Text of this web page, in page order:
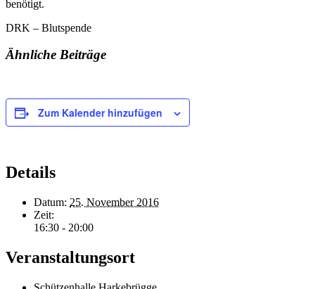
benötigt.
DRK – Blutspende
Ähnliche Beiträge
Zum Kalender hinzufügen
Details
Datum: 25. November 2016
Zeit:
16:30 - 20:00
Veranstaltungsort